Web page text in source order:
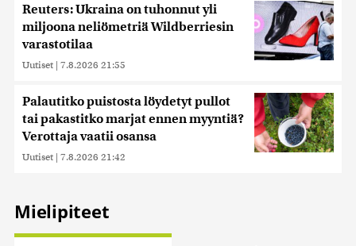
Reuters: Ukraina on tuhonnut yli
miljoona neliömetriä Wildberriesin
varastotilaa
Uutiset | 7.8.2026 21:55
Palautitko puistosta löydetyt pullot
tai pakastitko marjat ennen myyntiä?
Verottaja vaatii osansa
Uutiset | 7.8.2026 21:42
Mielipiteet